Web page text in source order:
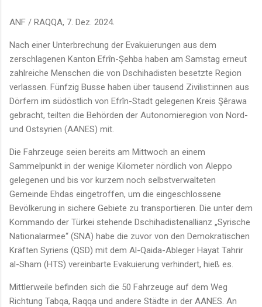
ANF / RAQQA, 7. Dez. 2024.
Nach einer Unterbrechung der Evakuierungen aus dem
zerschlagenen Kanton Efrîn-Şehba haben am Samstag erneut
zahlreiche Menschen die von Dschihadisten besetzte Region
verlassen. Fünfzig Busse haben über tausend Zivilist:innen aus
Dörfern im südöstlich von Efrîn-Stadt gelegenen Kreis Şêrawa
gebracht, teilten die Behörden der Autonomieregion von Nord-
und Ostsyrien (AANES) mit.
Die Fahrzeuge seien bereits am Mittwoch an einem
Sammelpunkt in der wenige Kilometer nördlich von Aleppo
gelegenen und bis vor kurzem noch selbstverwalteten
Gemeinde Ehdas eingetroffen, um die eingeschlossene
Bevölkerung in sichere Gebiete zu transportieren. Die unter dem
Kommando der Türkei stehende Dschihadistenallianz „Syrische
Nationalarmee“ (SNA) habe die zuvor von den Demokratischen
Kräften Syriens (QSD) mit dem Al-Qaida-Ableger Hayat Tahrir
al-Sham (HTS) vereinbarte Evakuierung verhindert, hieß es.
Mittlerweile befinden sich die 50 Fahrzeuge auf dem Weg
Richtung Tabqa, Raqqa und andere Städte in der AANES. An